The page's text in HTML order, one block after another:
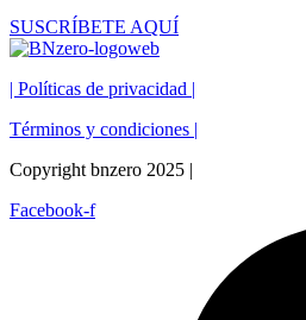
SUSCRÍBETE AQUÍ
| Políticas de privacidad |
Términos y condiciones |
Copyright bnzero 2025 |
Facebook-f